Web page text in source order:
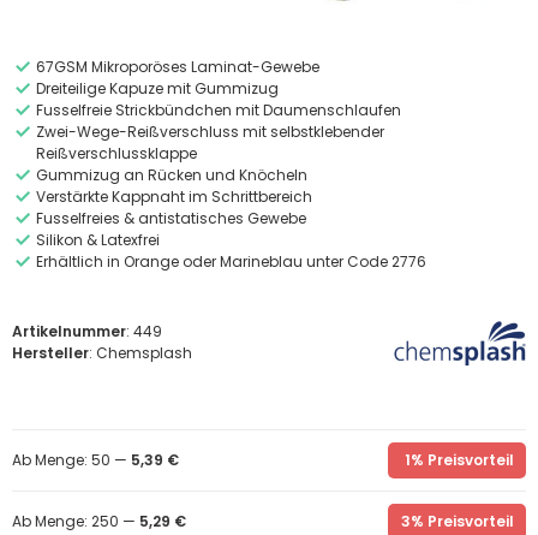
67GSM Mikroporöses Laminat-Gewebe
Dreiteilige Kapuze mit Gummizug
Fusselfreie Strickbündchen mit Daumenschlaufen
Zwei-Wege-Reißverschluss mit selbstklebender
Reißverschlussklappe
Gummizug an Rücken und Knöcheln
Verstärkte Kappnaht im Schrittbereich
Fusselfreies & antistatisches Gewebe
Silikon & Latexfrei
Erhältlich in Orange oder Marineblau unter Code 2776
Artikelnummer: 449
Hersteller: Chemsplash
Ab Menge: 50 — 5,39 € 1% Preisvorteil
Ab Menge: 250 — 5,29 € 3% Preisvorteil